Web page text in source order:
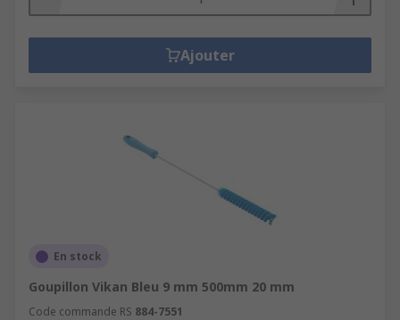
Ajouter
En stock
Goupillon Vikan Bleu 9 mm 500mm 20 mm
Code commande RS 884-7551